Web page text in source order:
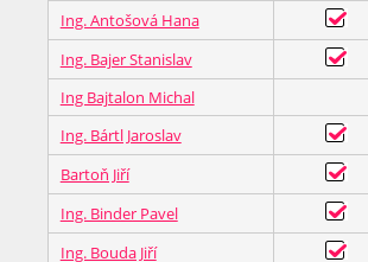
Ing. Antošová Hana
Ing. Bajer Stanislav
Ing Bajtalon Michal
Ing. Bártl Jaroslav
Bartoň Jiří
Ing. Binder Pavel
Ing. Bouda Jiří